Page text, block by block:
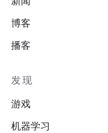
博客
播客
发现
游戏
机器学习